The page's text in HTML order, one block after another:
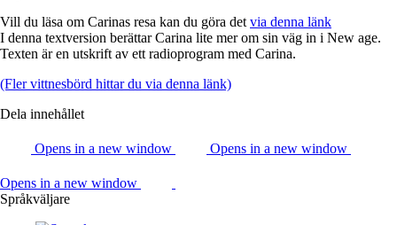
Vill du läsa om Carinas resa kan du göra det via denna länk
I denna textversion berättar Carina lite mer om sin väg in i New age.
Texten är en utskrift av ett radioprogram med Carina.
(Fler vittnesbörd hittar du via denna länk)
Dela innehållet
Opens in a new window Opens in a new window
Opens in a new window
Språkväljare